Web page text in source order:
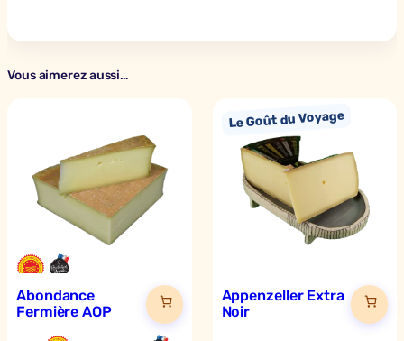
Vous aimerez aussi…
Abondance
Fermière AOP
Appenzeller Extra
Noir